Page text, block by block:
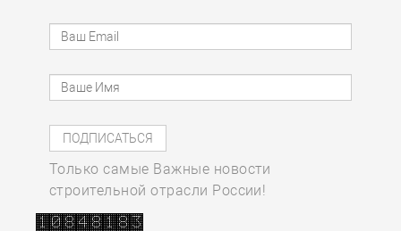
Только самые Важные новости
строительной отрасли России!